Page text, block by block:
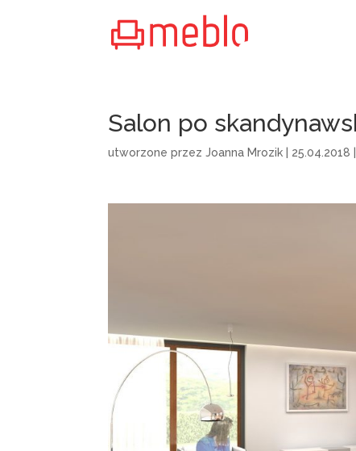
Salon po
utworzone przezJoanna Mrozik 25.04.2018